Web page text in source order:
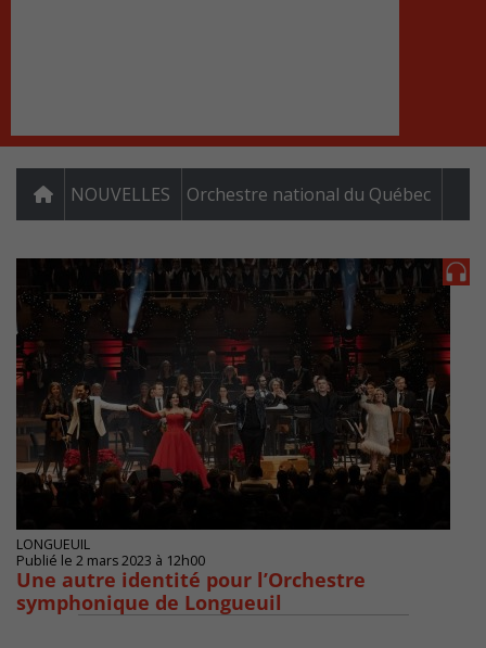
NOUVELLES Orchestre national du Québec
LONGUEUIL
Publié le 2 mars 2023 à 12h00
Une autre identité pour l’Orchestre
symphonique de Longueuil